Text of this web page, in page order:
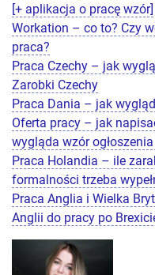
[+ aplikacja o pracę wzór]
Workation – co to? Czy
praca?
Praca Czechy – jak
Zarobki Czechy
Praca Dania – jak
Oferta pracy – jak
wygląda wzór
Praca Holandia – ile
formalności trzeba
Praca Anglia i Wielka
Anglii do pracy po